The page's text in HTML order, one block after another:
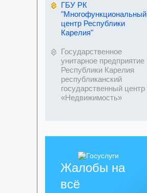
ГБУ РК
"Многофункциональный
центр Республики
Карелия"
Государственное
унитарное предприятие
Республики Карелия
республиканский
государственный центр
«Недвижимость»
Жалобы на
всё